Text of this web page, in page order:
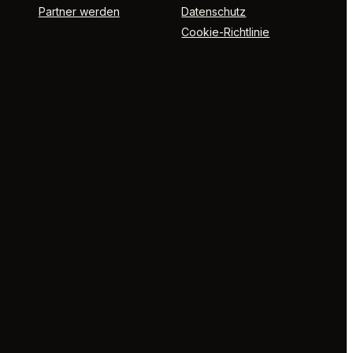
Partner werden
Datenschutz
Cookie-Richtlinie